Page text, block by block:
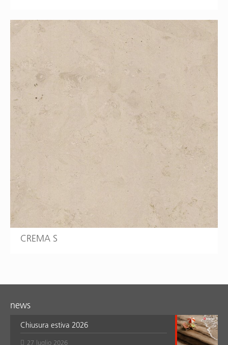
CREMA S
news
Chiusura estiva 2026
27 luglio 2026